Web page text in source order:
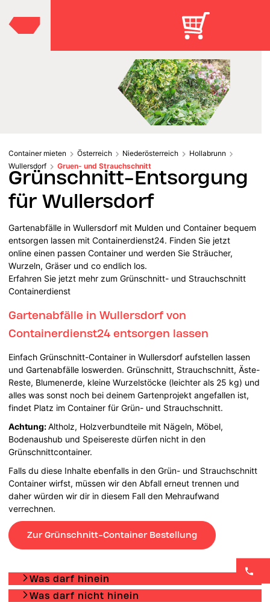
Container mieten Österreich Niederösterreich
Hollabrunn
Wullersdorf
Gruen- und Strauchschnitt
Grünschnitt-Entsorgung
für Wullersdorf
Gartenabfälle in Wullersdorf mit Mulden und Container bequem
entsorgen lassen mit Containerdienst24. Finden Sie jetzt
online einen passen Container und werden Sie Sträucher,
Wurzeln, Gräser und co endlich los.
Erfahren Sie jetzt mehr zum Grünschnitt- und Strauchschnitt
Containerdienst
Gartenabfälle in Wullersdorf von
Containerdienst24 entsorgen lassen
Einfach Grünschnitt-Container in Wullersdorf aufstellen lassen
und Gartenabfälle loswerden. Grünschnitt, Strauchschnitt, Äste-
Reste, Blumenerde, kleine Wurzelstöcke (leichter als 25 kg) und
alles was sonst noch bei deinem Gartenprojekt angefallen ist,
findet Platz im Container für Grün- und Strauchschnitt.
Achtung:Altholz, Holzverbundteile mit Nägeln, Möbel,
Bodenaushub und Speisereste dürfen nicht in den
Grünschnittcontainer.
Falls du diese Inhalte ebenfalls in den Grün- und Strauchschnitt
Container wirfst, müssen wir den Abfall erneut trennen und
daher würden wir dir in diesem Fall den Mehraufwand
verrechnen.
Zur Grünschnitt-Container Bestellung
Was darf hinein
Was darf nicht hinein